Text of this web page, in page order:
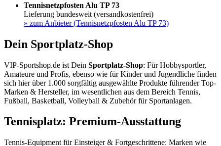
Tennisnetzpfosten Alu TP 73
Lieferung bundesweit (versandkostenfrei)
» zum Anbieter (Tennisnetzpfosten Alu TP 73)
Dein Sportplatz-Shop
VIP-Sportshop.de ist Dein Sportplatz-Shop: Für Hobbysportler,
Amateure und Profis, ebenso wie für Kinder und Jugendliche finden
sich hier über 1.000 sorgfältig ausgewählte Produkte führender Top-
Marken & Hersteller, im wesentlichen aus dem Bereich Tennis,
Fußball, Basketball, Volleyball & Zubehör für Sportanlagen.
Tennisplatz: Premium-Ausstattung
Tennis-Equipment für Einsteiger & Fortgeschrittene: Marken wie